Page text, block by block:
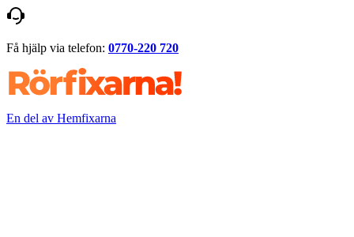
Få hjälp via telefon: 0770-220 720
En del av Hemfixarna